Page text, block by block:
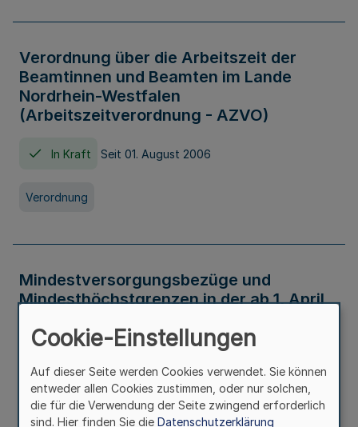
Verordnung über die Arbeitszeit der
Beamtinnen und Beamten im Lande
Nordrhein-Westfalen
(Arbeitszeitverordnung - AZVO)
In Kraft Seit 01. August 2006
Verordnung
Mindestversorgungsbezüge und
Mindesthöchstgrenzen in der ab 1. April
Verwaltungsvorschrift
Cookie-Einstellungen
Auf dieser Seite werden Cookies verwendet. Sie können
entweder allen Cookies zustimmen, oder nur solchen,
die für die Verwendung der Seite zwingend erforderlich
sind. Hier finden Sie die Datenschutzerklärung